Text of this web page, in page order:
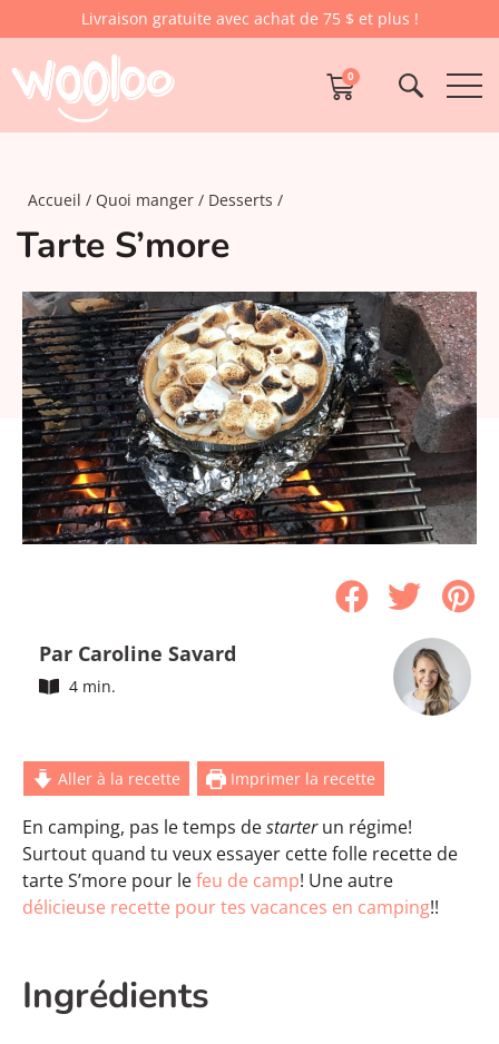
Livraison gratuite avec achat de 75 $ et plus !
0
Accueil Quoi manger Desserts
Tarte S’more
Par Caroline Savard
4 min.
Aller à la recette Imprimer la recette
En camping, pas le temps destarterun régime!
Surtout quand tu veux essayer cette folle recette de
tarte S’more pour lefeu de camp! Une autre
délicieuse recette pour tes vacances en camping!!
Ingrédients